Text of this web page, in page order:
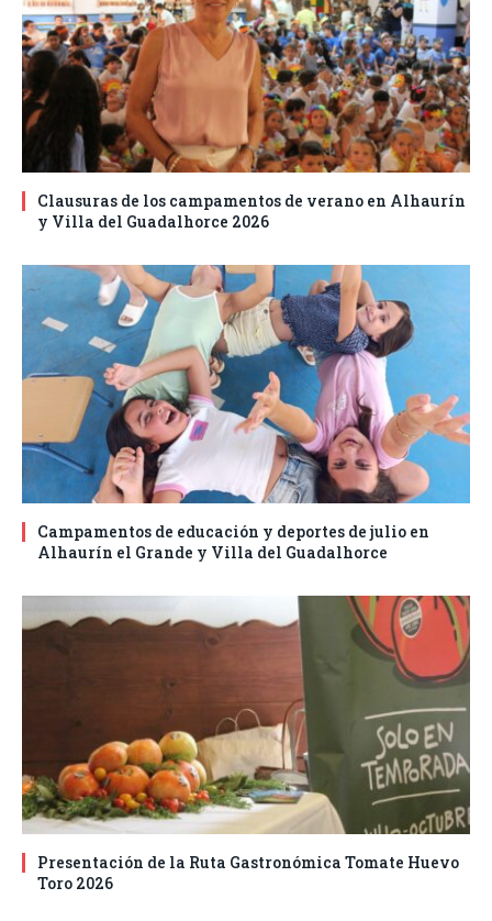
Clausuras de los campamentos de verano en Alhaurín
y Villa del Guadalhorce 2026
Campamentos de educación y deportes de julio en
Alhaurín el Grande y Villa del Guadalhorce
Presentación de la Ruta Gastronómica Tomate Huevo
Toro 2026